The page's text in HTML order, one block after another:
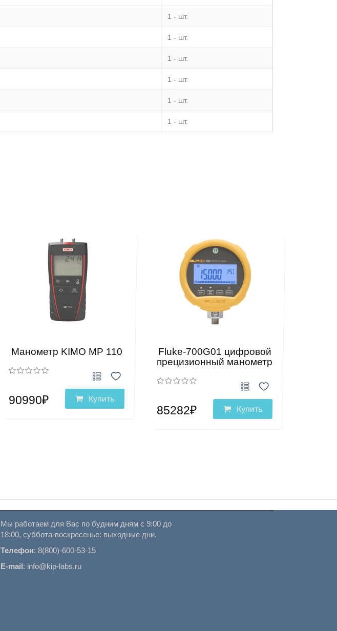
1 - шт.
1 - шт.
1 - шт.
1 - шт.
1 - шт.
1 - шт.
Манометр KIMO MP 110
90990₽ Купить
Fluke-700G01 цифровой
прецизионный манометр
85282₽ Купить
Мы работаем для Вас по будним дням с 9:00 до
18:00, суббота-воскресенье: выходные дни.
Телефон: 8(800)-600-53-15
E-mail: info@kip-labs.ru